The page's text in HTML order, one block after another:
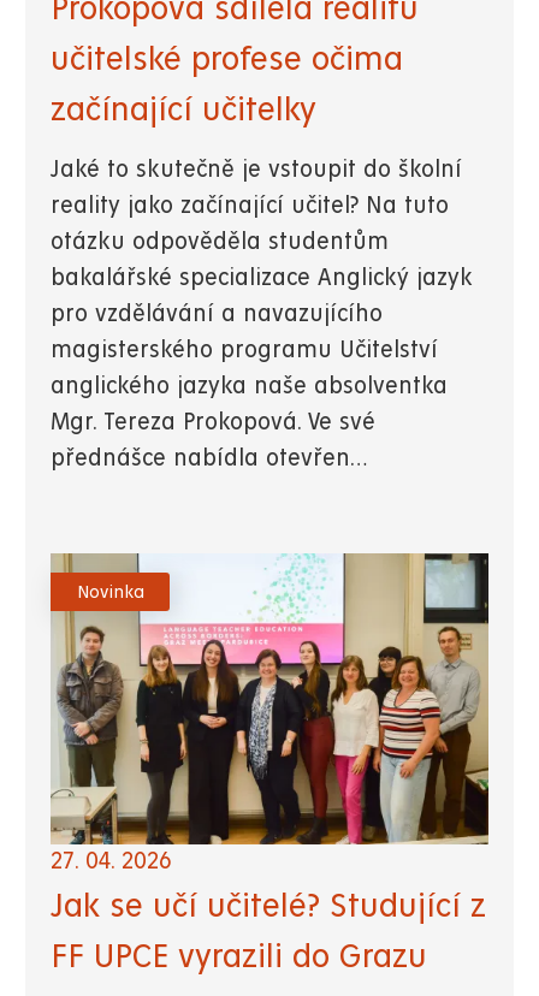
Prokopová sdílela realitu
učitelské profese očima
začínající učitelky
Jaké to skutečně je vstoupit do školní
reality jako začínající učitel? Na tuto
otázku odpověděla studentům
bakalářské specializace Anglický jazyk
pro vzdělávání a navazujícího
magisterského programu Učitelství
anglického jazyka naše absolventka
Mgr. Tereza Prokopová. Ve své
přednášce nabídla otevřen…
Novinka
27. 04. 2026
Jak se učí učitelé? Studující z
FF UPCE vyrazili do Grazu